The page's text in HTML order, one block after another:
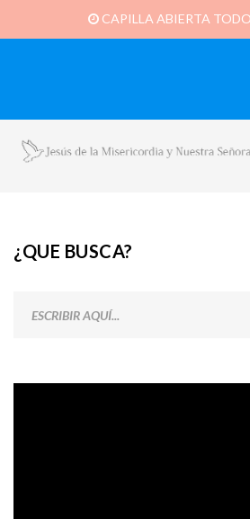
CAPILLA ABIERTA
¿QUE BUSCA?